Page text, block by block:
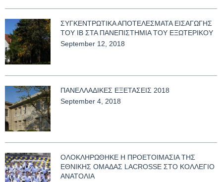
ΣΥΓΚΕΝΤΡΩΤΙΚΑ ΑΠΟΤΕΛΕΣΜΑΤΑ ΕΙΣΑΓΩΓΗΣ
ΤΟΥ ΙΒ ΣΤΑ ΠΑΝΕΠΙΣΤΗΜΙΑ ΤΟΥ ΕΞΩΤΕΡΙΚΟΥ
September 12, 2018
ΠΑΝΕΛΛΑΔΙΚΕΣ ΕΞΕΤΑΣΕΙΣ 2018
September 4, 2018
ΟΛΟΚΛΗΡΩΘΗΚΕ Η ΠΡΟΕΤΟΙΜΑΣΙΑ ΤΗΣ
ΕΘΝΙΚΗΣ ΟΜΑΔΑΣ LACROSSE ΣΤΟ ΚΟΛΛΕΓΙΟ
ΑΝΑΤΟΛΙΑ